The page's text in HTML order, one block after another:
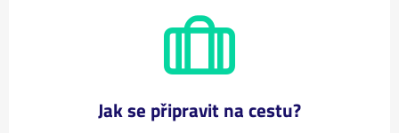
Jak se připravit na cestu?